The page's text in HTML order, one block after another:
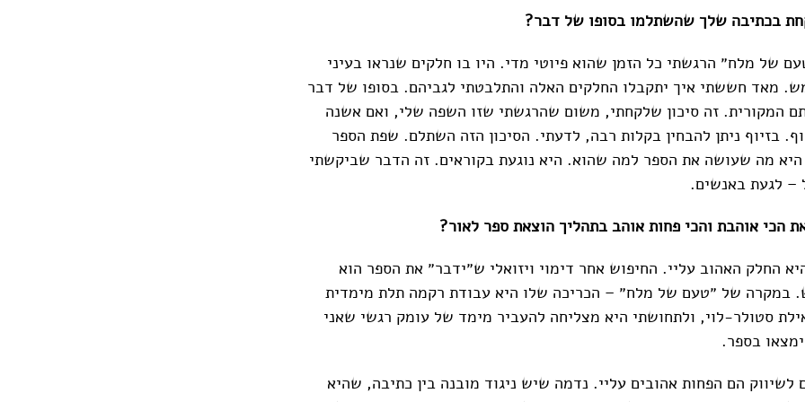
בכתיבה שלך שהשתלמו בסופו של דבר?
של מלח״ הרגשתי כל הזמן שהוא פיוטי מדי. היו בו חלקים שנראו בעיני
מאד חששתי איך יתקבלו החלקים האלה והתלבטתי לגביהם. בסופו של דבר
המקורית. זה סיכון שלקחתי, משום שהרגשתי שזו השפה שלי, ואם אשנה
בזיוף ניתן להבחין בקלות רבה, לדעתי. הסיכון הזה השתלם. שפת הספר
מה שעושה את הספר למה שהוא. היא נוגעת בקוראים. זה הדבר שביקשתי
– לגעת באנשים.
הכי אוהבת והכי פחות אוהב בתהליך הוצאת ספר לאור?
החלק האהוב עליי. החיפוש אחר דימוי ויזואלי ש״ידבר״ את הספר הוא
במקרה של ״טעם של מלח״ – הכריכה שלו היא עבודת רקמה תלת מימדית
סטולר-לוי, ולתחושתי היא מצליחה להעביר מימד של עומק רגשי שאני
בספר.
לשיווק הם הפחות אהובים עליי. נדמה שיש ניגוד מובנה בין כתיבה, שהיא